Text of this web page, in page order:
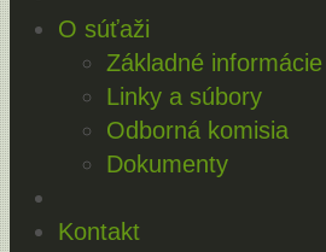
O súťaži
Základné informácie
Linky a súbory
Odborná komisia
Dokumenty
Kontakt